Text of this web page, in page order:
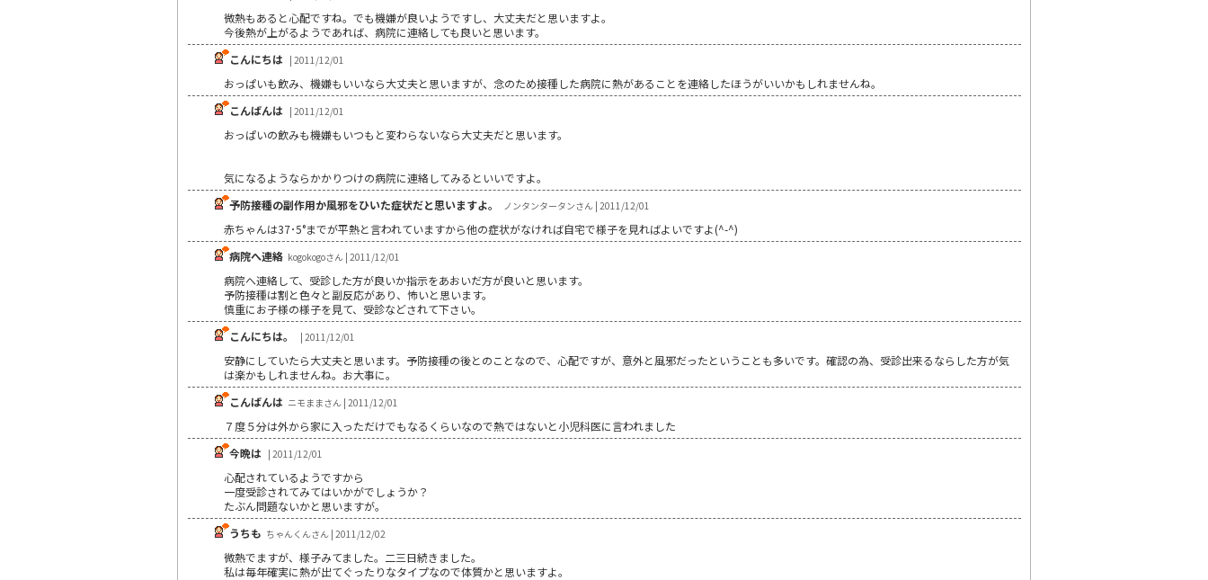
微熱もあると心配ですね。でも機嫌が良いようですし、大丈夫だと思いますよ。
今後熱が上がるようであれば、病院に連絡しても良いと思います。
こんにちは | 2011/12/01
おっぱいも飲み、機嫌もいいなら大丈夫と思いますが、念のため接種した病院に熱があることを連絡したほうがいいかもしれませんね。
こんばんは | 2011/12/01
おっぱいの飲みも機嫌もいつもと変わらないなら大丈夫だと思います。
気になるようならかかりつけの病院に連絡してみるといいですよ。
予防接種の副作用か風邪をひいた症状だと思いますよ。
ノンタンタータンさん | 2011/12/01
赤ちゃんは37･5°までが平熱と言われていますから他の症状がなければ自宅で様子を見ればよいですよ(^-^)
病院へ連絡 kogokogoさん | 2011/12/01
病院へ連絡して、受診した方が良いか指示をあおいだ方が良いと思います。
予防接種は割と色々と副反応があり、怖いと思います。
慎重にお子様の様子を見て、受診などされて下さい。
こんにちは。
| 2011/12/01
安静にしていたら大丈夫と思います。予防接種の後とのことなので、心配ですが、意外と風邪だったということも多いです。確認の為、受診出来るならした方が気
は楽かもしれませんね。お大事に。
こんばんは ニモままさん | 2011/12/01
７度５分は外から家に入っただけでもなるくらいなので熱ではないと小児科医に言われました
今晩は | 2011/12/01
心配されているようですから
一度受診されてみてはいかがでしょうか？
たぶん問題ないかと思いますが。
うちも ちゃんくんさん | 2011/12/02
微熱でますが、様子みてました。二三日続きました。
私は毎年確実に熱が出てぐったりなタイプなので体質かと思いますよ。